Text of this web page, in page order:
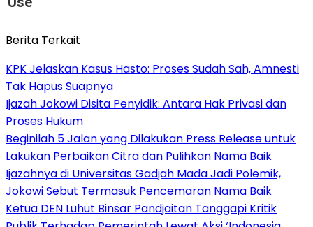
Berita Terkait
KPK Jelaskan Kasus Hasto: Proses Sudah Sah, Amnesti
Tak Hapus Suapnya
Ijazah Jokowi Disita Penyidik: Antara Hak Privasi dan
Proses Hukum
Beginilah 5 Jalan yang Dilakukan Press Release untuk
Lakukan Perbaikan Citra dan Pulihkan Nama Baik
Ijazahnya di Universitas Gadjah Mada Jadi Polemik,
Jokowi Sebut Termasuk Pencemaran Nama Baik
Ketua DEN Luhut Binsar Pandjaitan Tanggapi Kritik